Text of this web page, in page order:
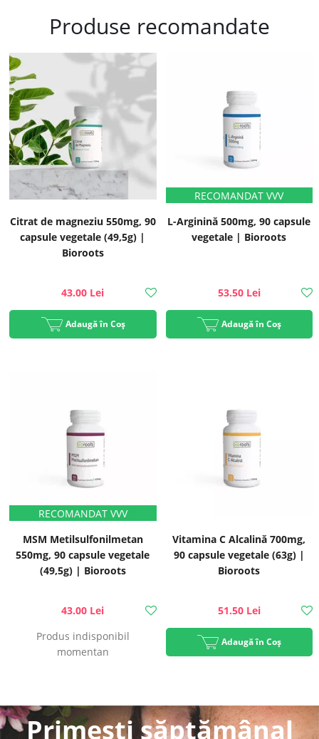
Produse recomandate
Citrat de magneziu 550mg, 90
capsule vegetale (49,5g) |
Bioroots
43.00 Lei
Adaugă în Coș
L-Arginină 500mg, 90 capsule
vegetale | Bioroots
53.50 Lei
Adaugă în Coș
MSM Metilsulfonilmetan
550mg, 90 capsule vegetale
(49,5g) | Bioroots
43.00 Lei
Produs indisponibil
momentan
Vitamina C Alcalină 700mg,
90 capsule vegetale (63g) |
Bioroots
51.50 Lei
Adaugă în Coș
Primești săptămânal